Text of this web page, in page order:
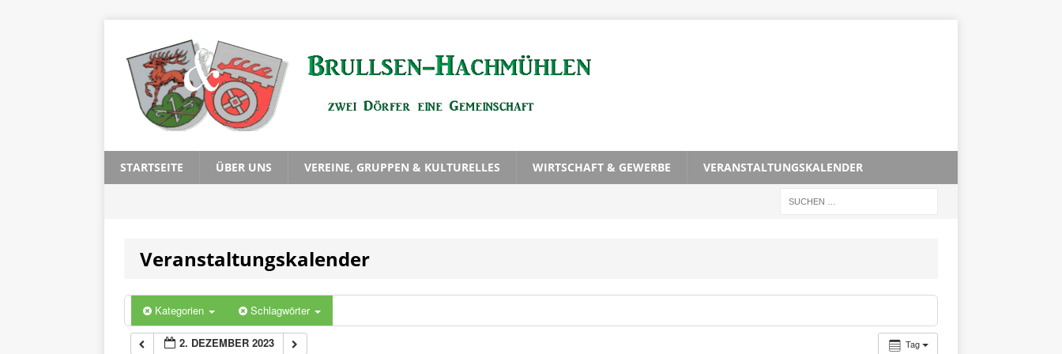
STARTSEITE ÜBER UNS VEREINE, GRUPPEN & KULTURELLES WIRTSCHAFT & GEWERBE VERANSTALTUNGSKALENDER
Veranstaltungskalender
Kategorien Schlagwörter
Tag
2. DEZEMBER 2023
1:00
2:00
3:00
5:00
6:00